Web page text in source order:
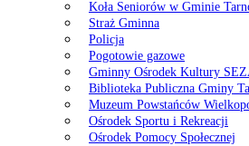
Koła Seniorów w Gminie
Straż Gminna
Policja
Pogotowie gazowe
Gminny Ośrodek Kultury
Biblioteka Publiczna Gminy
Muzeum Powstańców
Ośrodek Sportu i Rekreacji
Ośrodek Pomocy Społecznej